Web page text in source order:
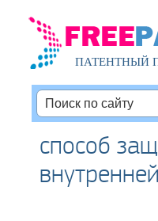
ПАТЕНТНЫЙ
способ